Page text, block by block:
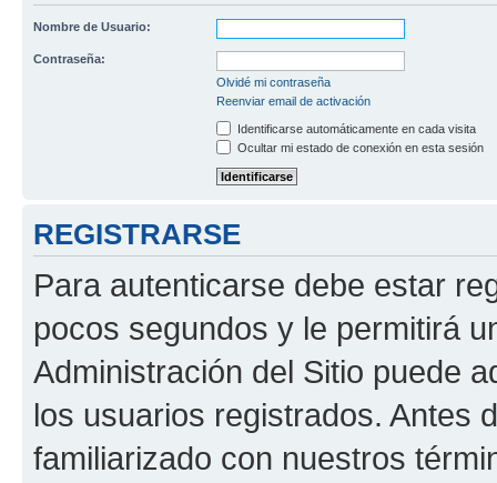
Nombre de Usuario:
Contraseña:
Olvidé mi contraseña
Reenviar email de activación
Identificarse automáticamente en cada visita
Ocultar mi estado de conexión en esta sesión
REGISTRARSE
Para autenticarse debe estar
pocos segundos y le permitirá
Administración del Sitio puede
los usuarios registrados. Antes
familiarizado con nuestros